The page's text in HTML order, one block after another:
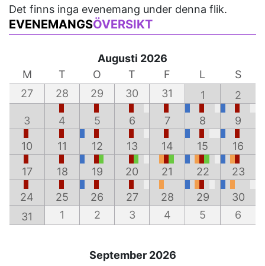
Det finns inga evenemang under denna flik.
EVENEMANGSÖVERSIKT
Augusti 2026
M
T O T F L
S
27
28 29 30 31 1 2
3 4 5 6 7 8 9
10 11 12 13 14 15 16
17 18 19 20 21 22 23
24 25 26 27 28 29
30
31
1 2 3 4 5 6
September 2026